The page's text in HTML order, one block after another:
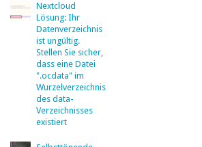
Nextcloud
Lösung: Ihr
Datenverzeichnis
ist ungültig.
Stellen Sie sicher,
dass eine Datei
".ocdata" im
Wurzelverzeichnis
des data-
Verzeichnisses
existiert